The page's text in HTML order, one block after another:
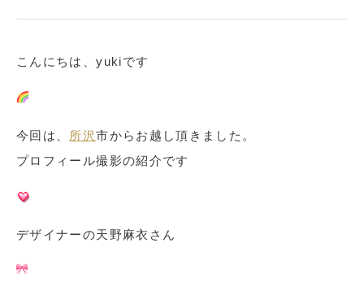
こんにちは、yukiです
今回は、 所沢市からお越し頂きました。
プロフィール撮影の紹介です
デザイナーの天野麻衣さん